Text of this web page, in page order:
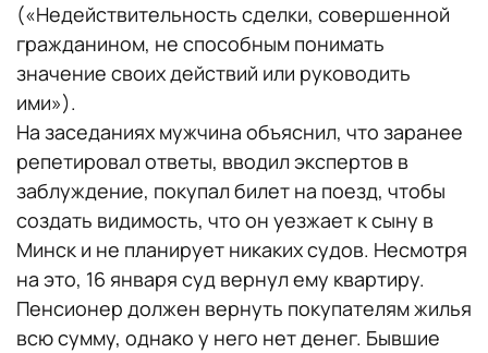
(«Недействительность сделки, совершенной
гражданином, не способным понимать
значение своих действий или руководить
ими»).
На заседаниях мужчина объяснил, что заранее
репетировал ответы, вводил экспертов в
заблуждение, покупал билет на поезд, чтобы
создать видимость, что он уезжает к сыну в
Минск и не планирует никаких судов. Несмотря
на это, 16 января суд вернул ему квартиру.
Пенсионер должен вернуть покупателям жилья
всю сумму, однако у него нет денег. Бывшие